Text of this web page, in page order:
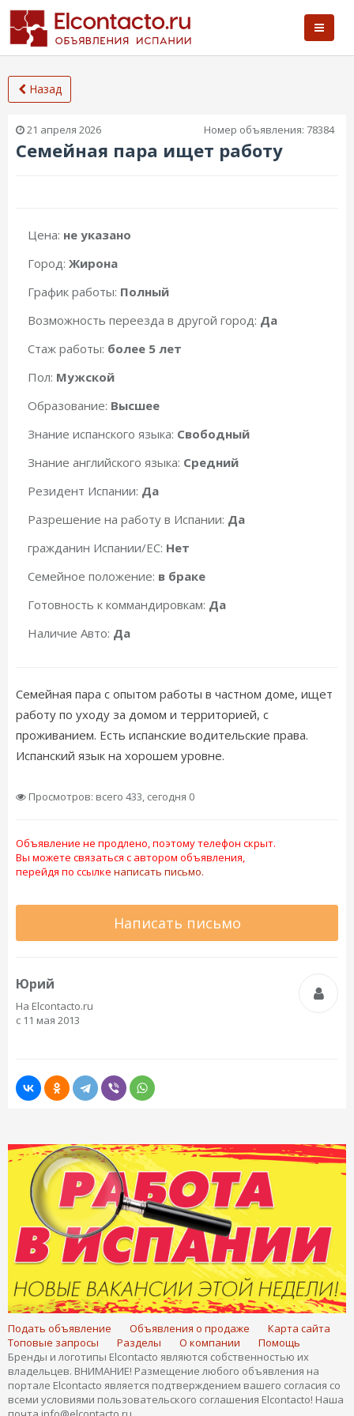
Назад
21 апреля 2026 Номер объявления: 78384
Семейная пара ищет работу
Цена: не указано
Город: Жирона
График работы: Полный
Возможность переезда в другой город: Да
Стаж работы: более 5 лет
Пол: Мужской
Образование: Высшее
Знание испанского языка: Свободный
Знание английского языка: Средний
Резидент Испании: Да
Разрешение на работу в Испании: Да
гражданин Испании/ЕС: Нет
Семейное положение: в браке
Готовность к коммандировкам: Да
Наличие Авто: Да
Семейная пара с опытом работы в частном доме, ищет
работу по уходу за домом и территорией, с
проживанием. Есть испанские водительские права.
Испанский язык на хорошем уровне.
Просмотров: всего 433, сегодня 0
Объявление не продлено, поэтому телефон скрыт.
Вы можете связаться с автором объявления,
перейдя по ссылке написать письмо.
Написать письмо
Юрий
На Elcontacto.ru
с 11 мая 2013
Подать объявление Объявления о продаже
Карта сайта
Топовые запросы
Разделы О компании
Помощь
Бренды и логотипы Elcontacto являются собственностью их
владельцев. ВНИМАНИЕ! Размещение любого объявления на
портале Elcontacto является подтверждением вашего согласия со
всеми условиями пользовательского соглашения Elcontacto! Наша